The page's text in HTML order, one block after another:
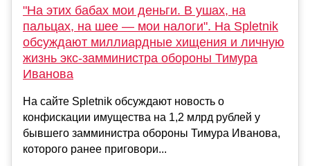
"На этих бабах мои деньги. В ушах, на
пальцах, на шее — мои налоги". На Spletnik
обсуждают миллиардные хищения и личную
жизнь экс-замминистра обороны Тимура
Иванова
На сайте Spletnik обсуждают новость о
конфискации имущества на 1,2 млрд рублей у
бывшего замминистра обороны Тимура Иванова,
которого ранее приговори...